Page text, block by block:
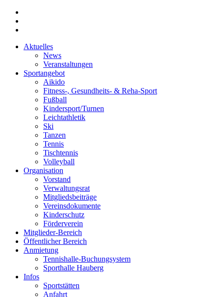
Skip
main
Aktuelles
News
Veranstaltungen
Sportangebot
Aikido
Fitness-, Gesundheits- & Reha-Sport
Fußball
Kindersport/Turnen
Leichtathletik
Ski
Tanzen
Tennis
Tischtennis
Volleyball
Organisation
Vorstand
Verwaltungsrat
Mitgliedsbeiträge
Vereinsdokumente
Kinderschutz
Förderverein
Mitglieder-Bereich
Öffentlicher Bereich
Anmietung
Tennishalle-Buchungsystem
Sporthalle Hauberg
Infos
Sportstätten
Anfahrt